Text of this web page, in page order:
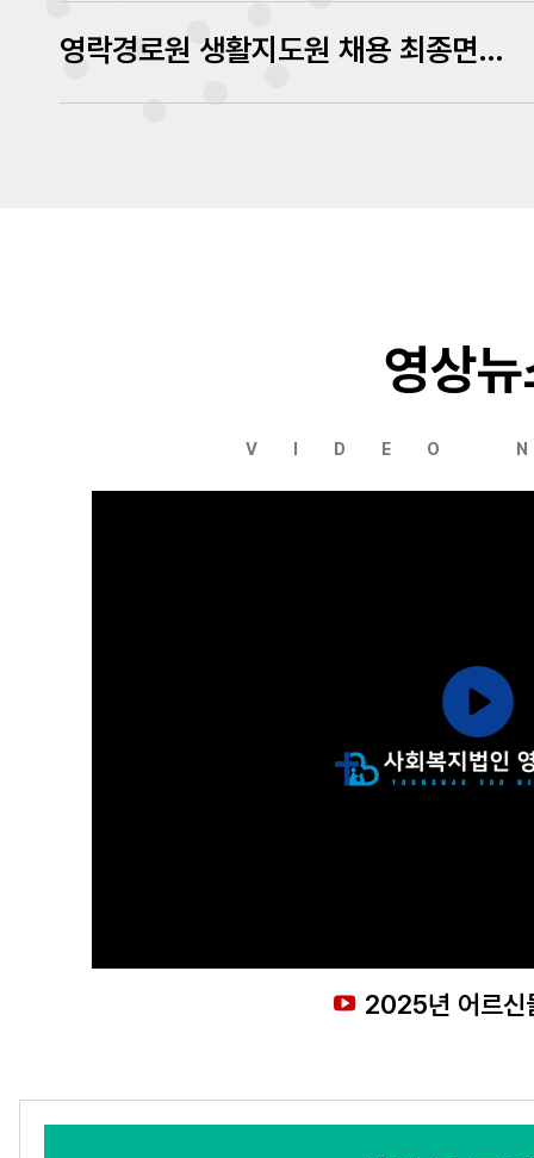
영락경로원 생활지도원 채용 최종면접 심사결과 발표
영상
VIDEO
2025년 어르신